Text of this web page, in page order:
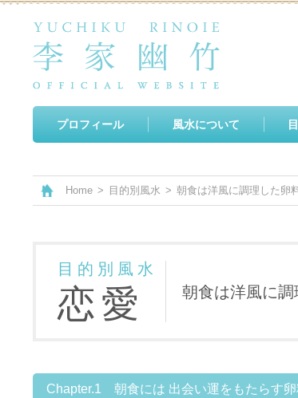
プロフィール 風水について
Home > 目的別風水 > 朝食は洋風に調理した卵
目的別風水
恋愛 朝食は洋風に調
Chapter.1 朝食には 出会い運をもたらす卵